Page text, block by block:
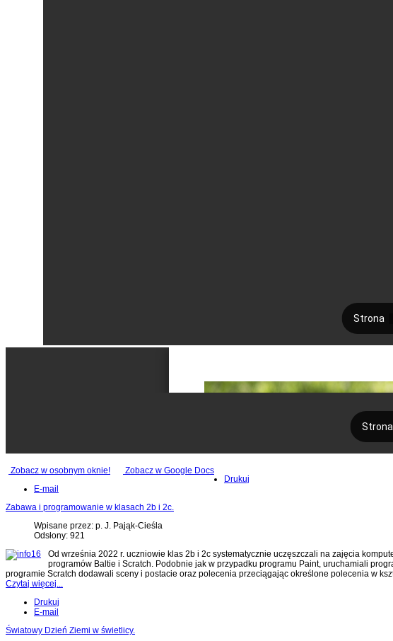
Zobacz w osobnym oknie!
Zobacz w Google Docs
Drukuj
E-mail
Zabawa i programowanie w klasach 2b i 2c.
Wpisane przez: p. J. Pająk-Cieśla
Odsłony: 921
Od września 2022 r. uczniowie klas 2b i 2c systematycznie uczęszczali na zajęcia
programów Baltie i Scratch. Podobnie jak w przypadku programu Paint, uruchamiali
programie Scratch dodawali sceny i postacie oraz polecenia przeciągając określone polecenia w
Czytaj więcej...
Drukuj
E-mail
Światowy Dzień Ziemi w świetlicy.